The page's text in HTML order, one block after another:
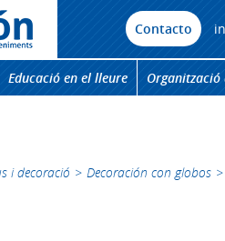
Contacto
Educació en el lleure Organització
i decoració > Decoración con globos >